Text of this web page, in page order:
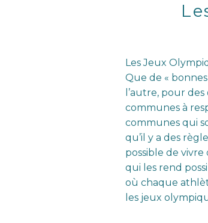
Les Jeux
Que de «
l’autre, pour
communes à
communes qui
qu’il y a des
possible de vivre
qui les rend
où chaque
les jeux